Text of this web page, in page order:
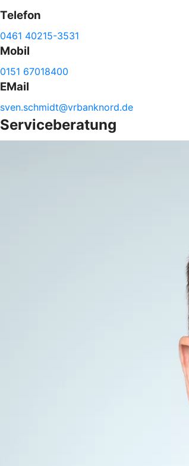
Telefon
0461 40215-3531
Mobil
0151 67018400
EMail
sven.schmidt@vrbanknord.de
Serviceberatung